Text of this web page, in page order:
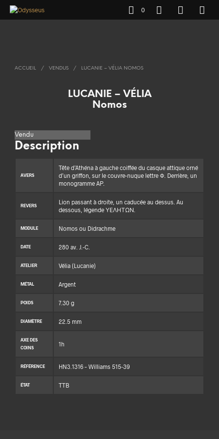
0
ACCUEIL / VENDUS / LUCANIE – VÉLIA NOMOS
LUCANIE – VÉLIA
Nomos
Vendu
Description
AVERS
Tête d’Athéna à gauche coiffée du casque attique orné
d’un griffon, sur le couvre-nuque lettre Φ. Derrière, un
monogramme AP.
REVERS
Lion passant à droite, un caducée au dessus. Au
dessous, légende ΥΕΛΗΤΩΝ.
MODULE Nomos ou Didrachme
DATE 280 av. J.-C.
ATELIER Vélia (Lucanie)
MÉTAL Argent
POIDS 7.30 g
DIAMÈTRE 22.5 mm
AXE DES
COINS
1h
RÉFÉRENCE HN3.1316 – Williams 515-39
ÉTAT TTB